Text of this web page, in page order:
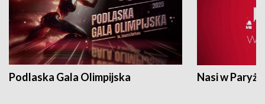
Podlaska Gala Olimpijska Nasi w Paryżu